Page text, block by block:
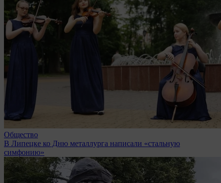
Общество
В Липецке ко Дню металлурга написали «стальную
симфонию»